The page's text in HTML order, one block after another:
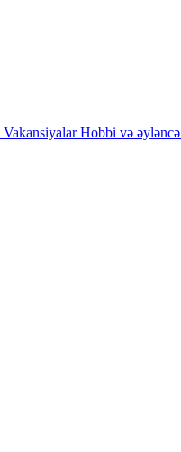
Vakansiyalar Hobbi və əyləncə